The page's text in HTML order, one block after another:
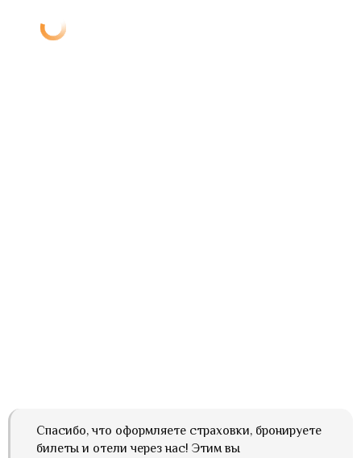
Спасибо, что оформляете страховки, бронируете
билеты и отели через нас! Этим вы